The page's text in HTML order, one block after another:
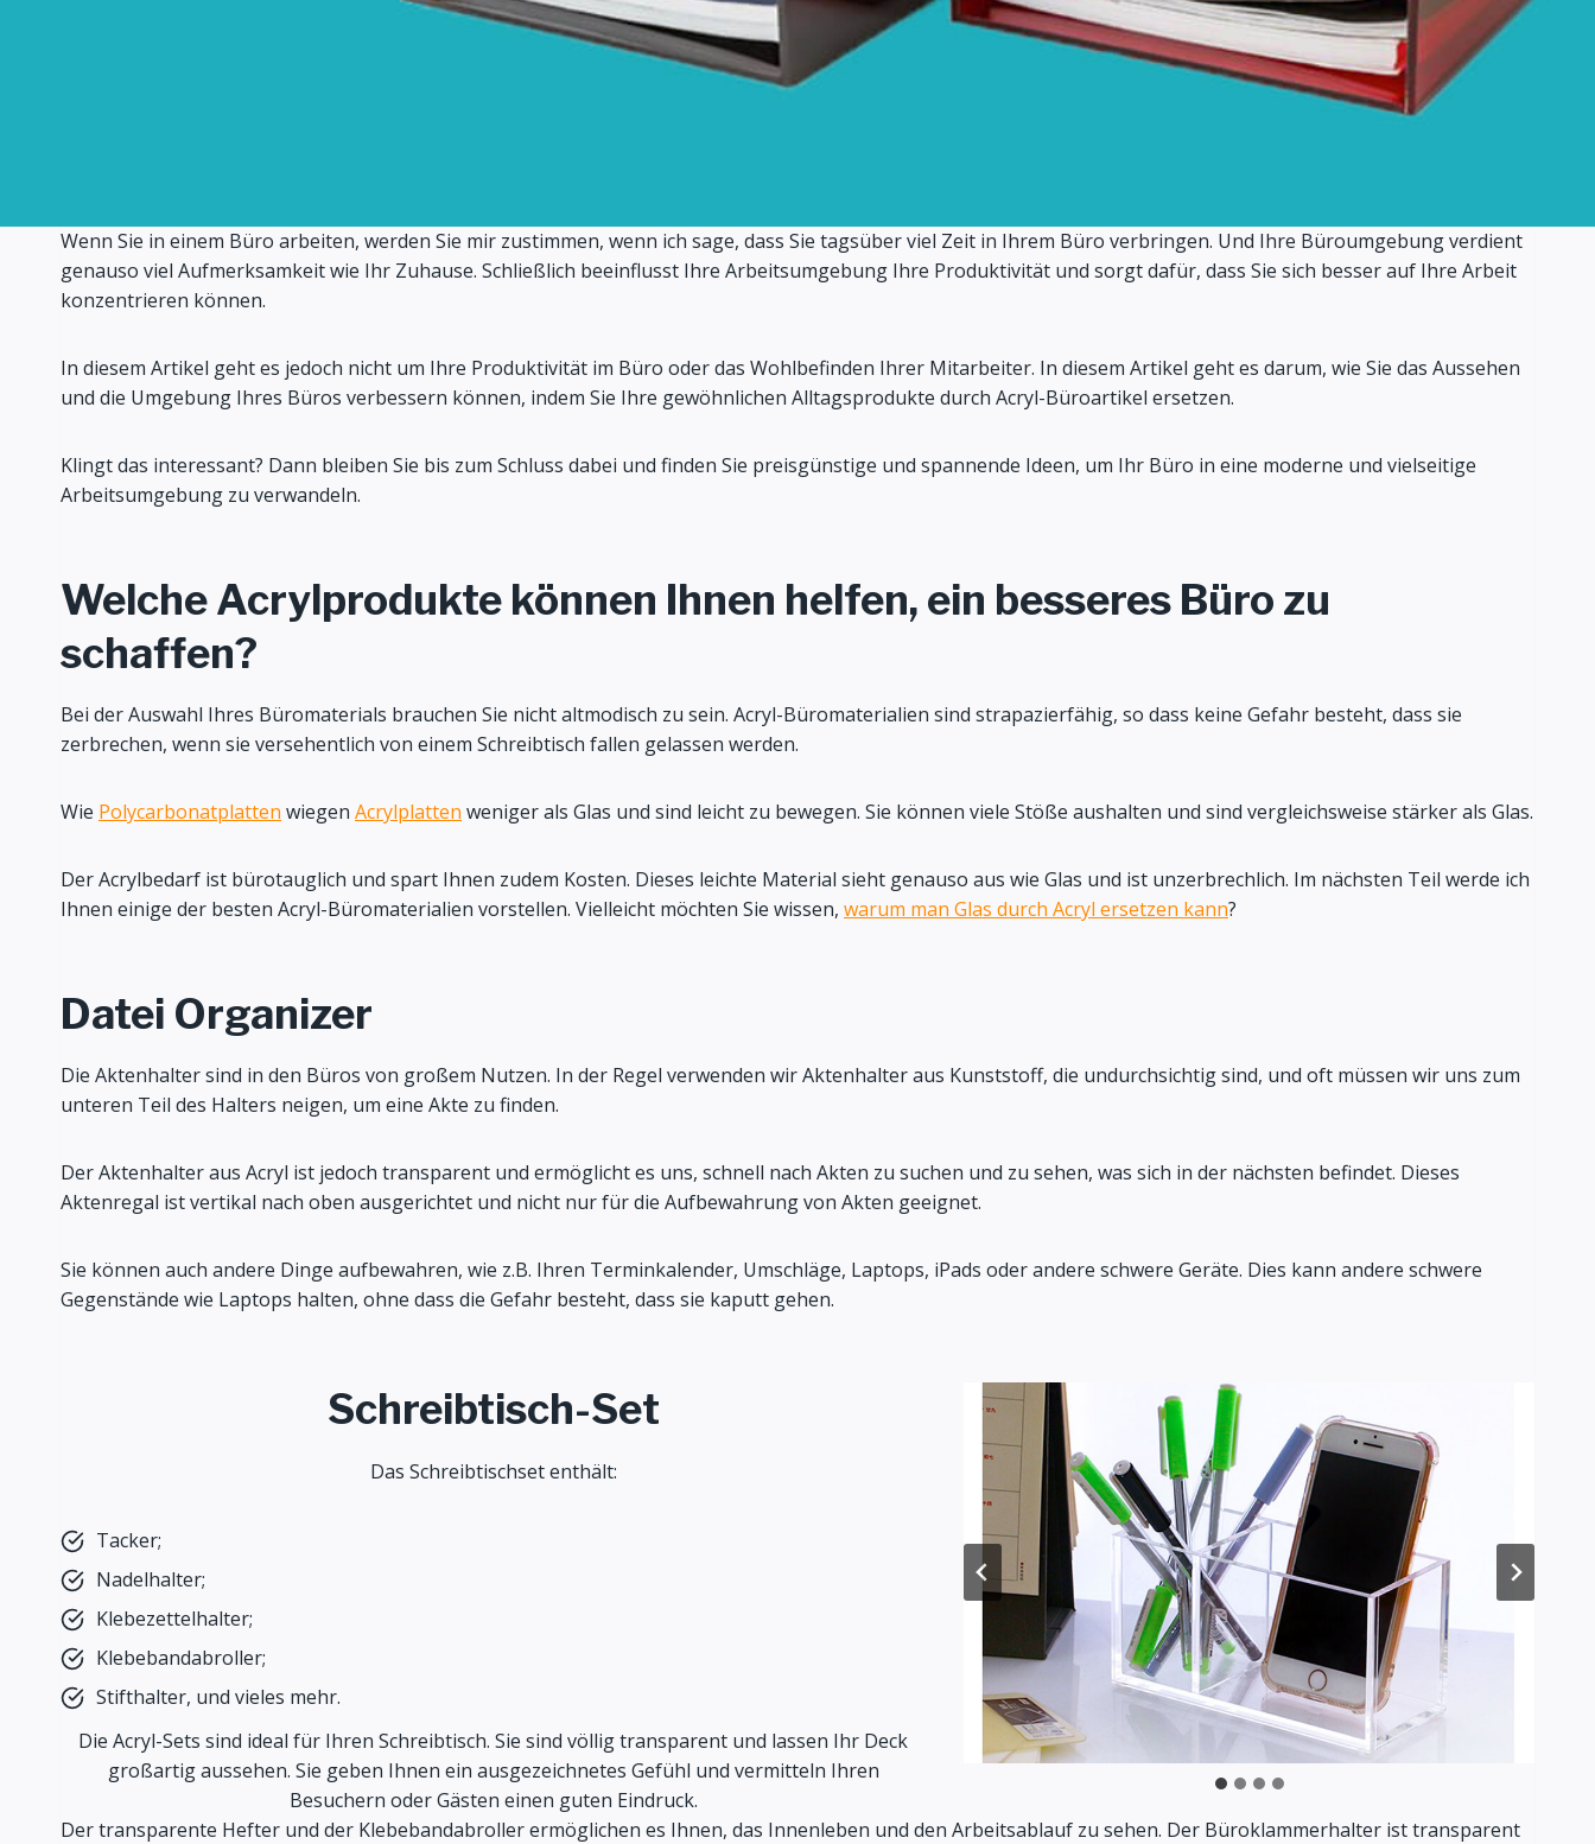
Wenn Sie in einem Büro arbeiten, werden Sie mir zustimmen, wenn ich sage, dass Sie tagsüber viel Zeit in Ihrem Büro verbringen. Und Ihre Büroumgebung verdient
genauso viel Aufmerksamkeit wie Ihr Zuhause. Schließlich beeinflusst Ihre Arbeitsumgebung Ihre Produktivität und sorgt dafür, dass Sie sich besser auf Ihre Arbeit
konzentrieren können.
In diesem Artikel geht es jedoch nicht um Ihre Produktivität im Büro oder das Wohlbefinden Ihrer Mitarbeiter. In diesem Artikel geht es darum, wie Sie das Aussehen
und die Umgebung Ihres Büros verbessern können, indem Sie Ihre gewöhnlichen Alltagsprodukte durch Acryl-Büroartikel ersetzen.
Klingt das interessant? Dann bleiben Sie bis zum Schluss dabei und finden Sie preisgünstige und spannende Ideen, um Ihr Büro in eine moderne und vielseitige
Arbeitsumgebung zu verwandeln.
Welche Acrylprodukte können Ihnen helfen, ein besseres Büro zu
schaffen?
Bei der Auswahl Ihres Büromaterials brauchen Sie nicht altmodisch zu sein. Acryl-Büromaterialien sind strapazierfähig, so dass keine Gefahr besteht, dass sie
zerbrechen, wenn sie versehentlich von einem Schreibtisch fallen gelassen werden.
Wie Polycarbonatplatten wiegen Acrylplatten weniger als Glas und sind leicht zu bewegen. Sie können viele Stöße aushalten und sind vergleichsweise stärker als Glas.
Der Acrylbedarf ist bürotauglich und spart Ihnen zudem Kosten. Dieses leichte Material sieht genauso aus wie Glas und ist unzerbrechlich. Im nächsten Teil werde ich
Ihnen einige der besten Acryl-Büromaterialien vorstellen. Vielleicht möchten Sie wissen, warum man Glas durch Acryl ersetzen kann?
Datei Organizer
Die Aktenhalter sind in den Büros von großem Nutzen. In der Regel verwenden wir Aktenhalter aus Kunststoff, die undurchsichtig sind, und oft müssen wir uns zum
unteren Teil des Halters neigen, um eine Akte zu finden.
Der Aktenhalter aus Acryl ist jedoch transparent und ermöglicht es uns, schnell nach Akten zu suchen und zu sehen, was sich in der nächsten befindet. Dieses
Aktenregal ist vertikal nach oben ausgerichtet und nicht nur für die Aufbewahrung von Akten geeignet.
Sie können auch andere Dinge aufbewahren, wie z.B. Ihren Terminkalender, Umschläge, Laptops, iPads oder andere schwere Geräte. Dies kann andere schwere
Gegenstände wie Laptops halten, ohne dass die Gefahr besteht, dass sie kaputt gehen.
Schreibtisch-Set
Das Schreibtischset enthält:
Tacker;
Nadelhalter;
Klebezettelhalter;
Klebebandabroller;
Stifthalter, und vieles mehr.
Die Acryl-Sets sind ideal für Ihren Schreibtisch. Sie sind völlig transparent und lassen Ihr Deck
großartig aussehen. Sie geben Ihnen ein ausgezeichnetes Gefühl und vermitteln Ihren
Besuchern oder Gästen einen guten Eindruck.
Der transparente Hefter und der Klebebandabroller ermöglichen es Ihnen, das Innenleben und den Arbeitsablauf zu sehen. Der Büroklammerhalter ist transparent